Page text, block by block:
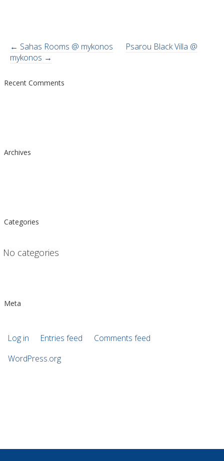
Post
navigation
← Sahas Rooms @ mykonos
Psarou Black Villa @
mykonos →
Recent Comments
Archives
Categories
No categories
Meta
Log in Entries feed
Comments feed
WordPress.org